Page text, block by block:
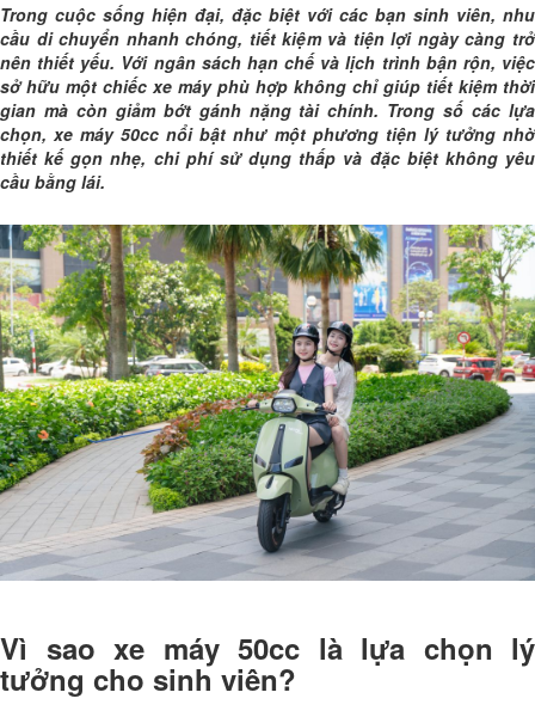
Trong cuộc sống hiện đại, đặc biệt với các bạn sinh viên, nhu
cầu di chuyển nhanh chóng, tiết kiệm và tiện lợi ngày càng trở
nên thiết yếu. Với ngân sách hạn chế và lịch trình bận rộn, việc
sở hữu một chiếc xe máy phù hợp không chỉ giúp tiết kiệm thời
gian mà còn giảm bớt gánh nặng tài chính. Trong số các lựa
chọn, xe máy 50cc nổi bật như một phương tiện lý tưởng nhờ
thiết kế gọn nhẹ, chi phí sử dụng thấp và đặc biệt không yêu
cầu bằng lái.
Vì sao xe máy 50cc là lựa chọn lý
tưởng cho sinh viên?